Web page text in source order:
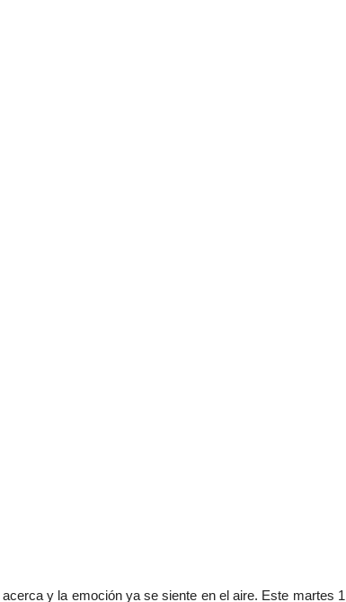
y la emoción ya se siente en el aire. Este martes 12